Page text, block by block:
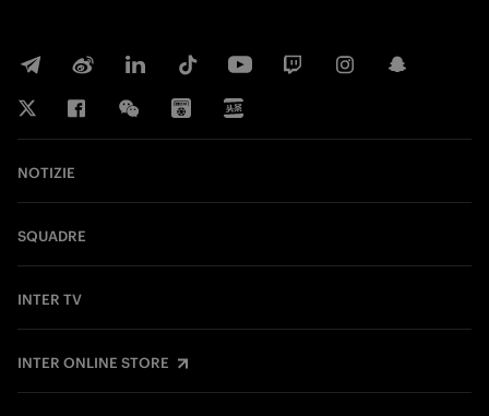
NOTIZIE
SQUADRE
INTER TV
INTER ONLINE STORE